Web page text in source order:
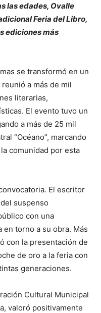
las edades, Ovalle
Feria del Libro,
ediciones más
se transformó en un
a más de mil
literarias,
El evento tuvo un
a más de 25 mil
“Océano”, marcando
comunidad por esta
El escritor
suspenso
con una
torno a su obra. Más
con la presentación de
de oro a la feria con
generaciones.
Cultural Municipal
valoró positivamente